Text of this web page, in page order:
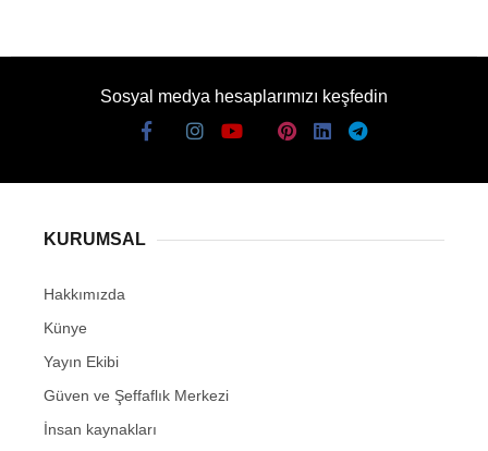
Sosyal medya hesaplarımızı keşfedin
KURUMSAL
Hakkımızda
Künye
Yayın Ekibi
Güven ve Şeffaflık Merkezi
İnsan kaynakları